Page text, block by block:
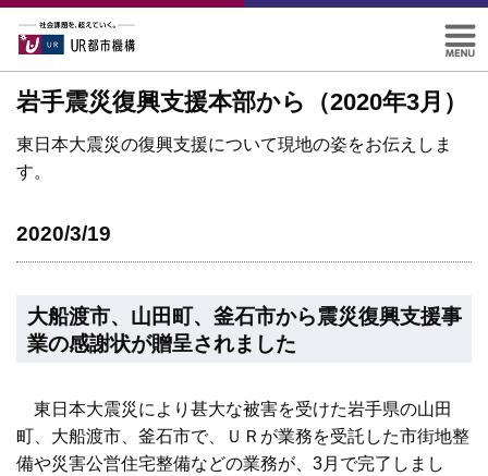
岩手震災復興支援本部から（2020年3月）
東日本大震災の復興支援について現地の姿をお伝えしま
す。
2020/3/19
大船渡市、山田町、釜石市から震災復興支援事
業の感謝状が贈呈されました
東日本大震災により甚大な被害を受けた岩手県の山田
町、大船渡市、釜石市で、ＵＲが業務を受託した市街地整
備や災害公営住宅整備などの業務が、3月で完了しまし